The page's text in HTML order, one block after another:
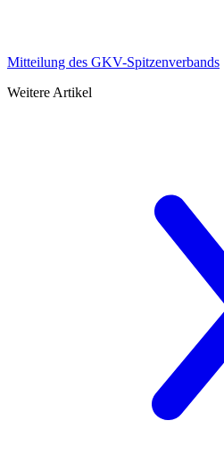
Mitteilung des GKV-Spitzenverbands
Weitere Artikel